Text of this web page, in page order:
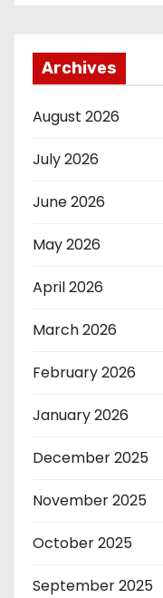
Archives
August 2026
July 2026
June 2026
May 2026
April 2026
March 2026
February 2026
January 2026
December 2025
November 2025
October 2025
September 2025